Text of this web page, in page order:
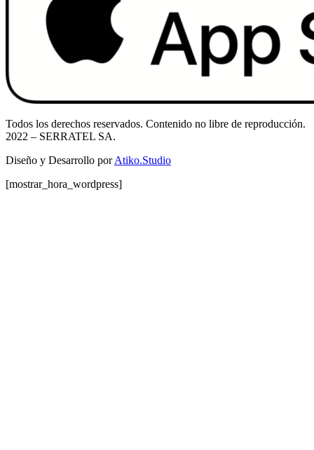
Todos los derechos reservados. Contenido no libre de reproducción.
2022 – SERRATEL SA.
Diseño y Desarrollo porAtiko.Studio
[mostrar_hora_wordpress]